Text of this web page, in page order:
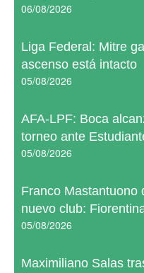
06/08/2026
Liga Federal: Mitre
ascenso está intacto
05/08/2026
AFA-LPF: Boca
torneo ante
05/08/2026
Franco Mastantuono
nuevo club:
05/08/2026
Maximiliano Salas